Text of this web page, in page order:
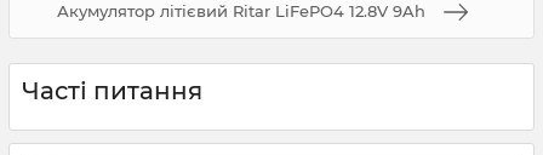
Акумулятор літієвий Ritar LiFePO4 12.8V 9Ah
Часті питання